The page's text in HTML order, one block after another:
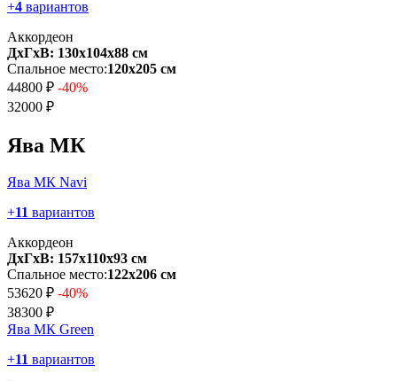
+4 вариантов
Аккордеон
ДхГхВ: 130х104x88 см
Спальное место:120х205 см
44800 ₽ -40%
32000 ₽
Ява МК
Ява МК Navi
+11 вариантов
Аккордеон
ДхГхВ: 157х110x93 см
Спальное место:122х206 см
53620 ₽ -40%
38300 ₽
Ява МК Green
+11 вариантов